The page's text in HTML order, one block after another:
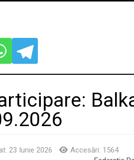
23 Iunie 2026
Accesări: 1564